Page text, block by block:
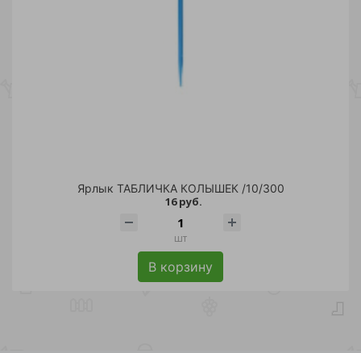
Ярлык ТАБЛИЧКА КОЛЫШЕК /10/300
16 руб.
шт
В корзину